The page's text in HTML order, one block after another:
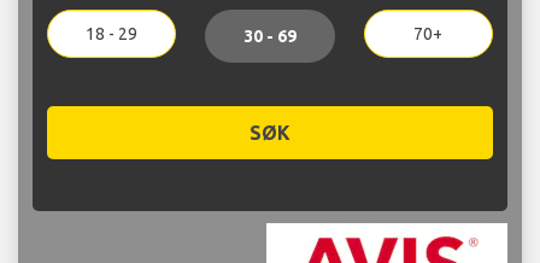
18 - 29 30 - 69 70+
SØK